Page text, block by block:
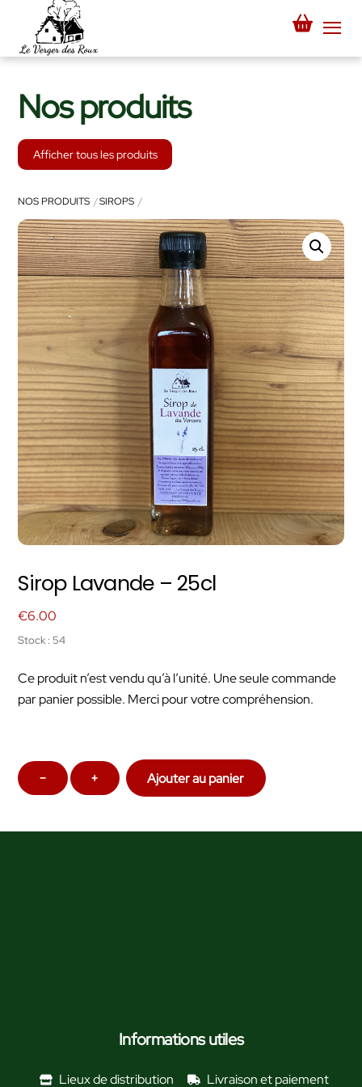
content
Nos produits
Afficher tous les produits
NOS PRODUITS SIROPS
Sirop Lavande – 25cl
€6.00
Stock : 54
Ce produit n’est vendu qu’à l’unité. Une seule commande
par panier possible. Merci pour votre compréhension.
−
quantité
de
Lavande
+ Ajouter au panier
Informations utiles
Lieux de distribution Livraison et paiement